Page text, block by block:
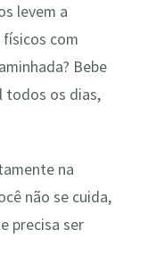
levem a
com
Bebe
todos os dias,
na
não se cuida,
precisa ser